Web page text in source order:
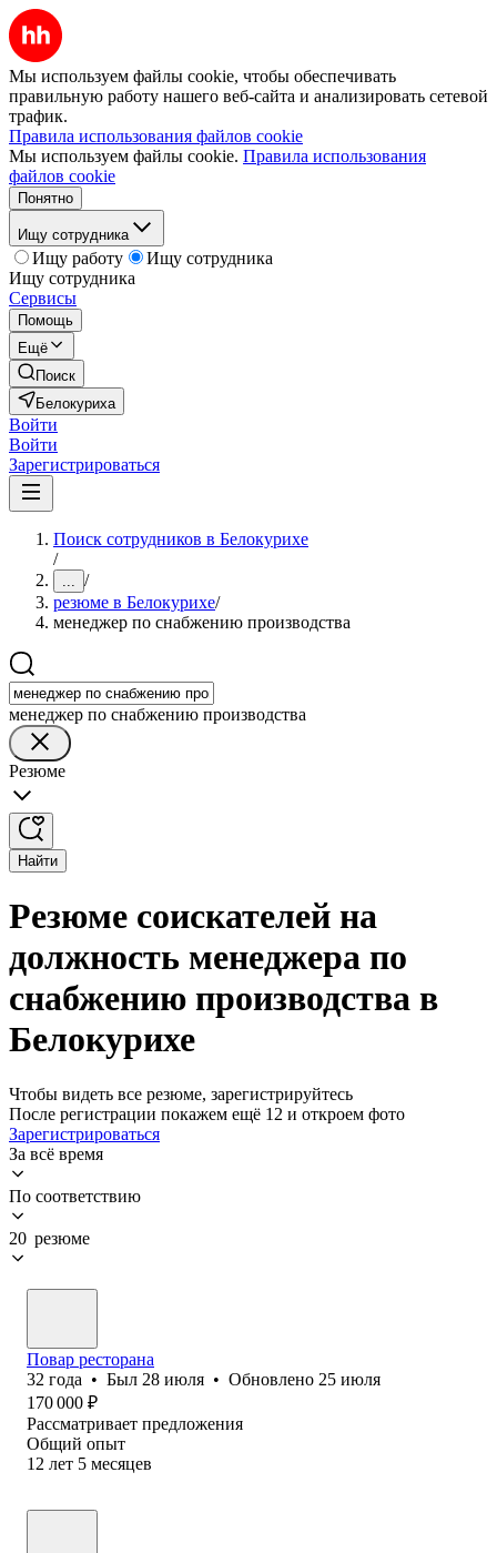
Мы используем файлы cookie, чтобы обеспечивать
правильную работу нашего веб-сайта и анализировать сетевой
трафик.
Правила использования файлов cookie
Мы используем файлы cookie. Правила использования
файлов cookie
Понятно
Ищу сотрудника
Ищу работу
Ищу сотрудника
Ищу сотрудника
Сервисы
Помощь
Ещё
Поиск
Белокуриха
Войти
Войти
Зарегистрироваться
Поиск сотрудников в Белокурихе
/
... /
резюме в Белокурихе/
менеджер по снабжению производства
менеджер по снабжению производства
Резюме
Найти
Резюме соискателей на
должность менеджера по
снабжению производства в
Белокурихе
Чтобы видеть все резюме, зарегистрируйтесь
После регистрации покажем ещё 12 и откроем фото
Зарегистрироваться
За всё время
По соответствию
20 резюме
Повар ресторана
32 года • Был 28 июля • Обновлено 25 июля
170 000 ₽
Рассматривает предложения
Общий опыт
12 лет 5 месяцев